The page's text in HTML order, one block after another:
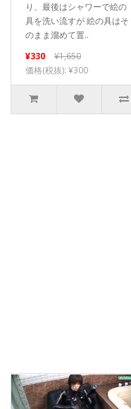
り、最後はシャワーで絵の
具を洗い流すが 絵の具はそ
のまま溜めて置..
¥330
¥1,650
価格(税抜): ¥300